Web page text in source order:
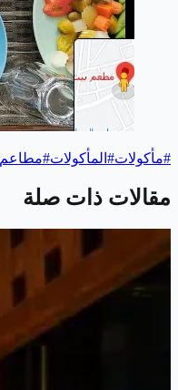
#مأكولات# المأكولات#مطاعم
مقالات ذات صلة